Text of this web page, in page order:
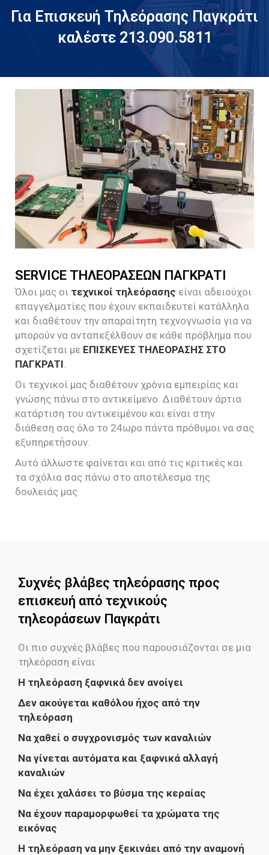
Για Επισκευή Τηλεόρασης Παγκράτι
καλέστε 213.090.5811
SERVICE ΤΗΛΕΟΡΑΣΕΩΝ ΠΑΓΚΡΑΤΙ
Όλοι μας οι τεχνικοί τηλεόρασης είναι αδειούχοι
επαγγελματίες που έχουν εκπαιδευτεί κατάλληλα
και διαθέτουν την απαραίτητη τεχνογνωσία για να
μπορούν να ανταπεξέλθουν σε κάθε πρόβλημα που
σχετίζεται με ΕΠΙΣΚΕΥΕΣ ΤΗΛΕΟΡΑΣΗΣ ΣΤΟ
ΠΑΓΚΡΑΤΙ.
Οι τεχνικοί μας διαθέτουν χρόνια εμπειρίας και
γνώσης πάνω στο αντικείμενο. Διαθέτουν άρτια
κατάρτιση του αντικειμένου και είναι στην
διάθεση σας όλο το 24ωρο πάντα πρόθυμοι να σας
εξυπηρετήσουν.
Αυτό άλλωστε φαίνεται και από τις κριτικές και
τα σχόλια σας πάνω στο αποτέλεσμα της
δουλειάς μας.
Συχνές βλάβες τηλεόρασης προς
επισκευή από τεχνικούς
τηλεοράσεων Παγκράτι
Οι πιο συχνές βλάβες που παρουσιάζονται σε μια
τηλεόραση είναι:
H τηλεόραση ξαφνικά δεν ανοίγει
Δεν ακούγεται καθόλου ήχος από την
τηλεόραση
Να χαθεί ο συγχρονισμός των καναλιών
Να γίνεται αυτόματα και ξαφνικά αλλαγή
καναλιών
Να έχει χαλάσει το βύσμα της κεραίας
Να έχουν παραμορφωθεί τα χρώματα της
εικόνας
Η τηλεόραση να μην ξεκινάει από την αναμονή